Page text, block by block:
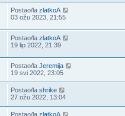
Postao/la zlatkoA
03 ožu 2023, 21:55
Postao/la zlatkoA
19 lip 2022, 21:39
Postao/la Jeremija
19 svi 2022, 23:05
Postao/la shrike
27 ožu 2022, 13:04
Postao/la zlatkoA